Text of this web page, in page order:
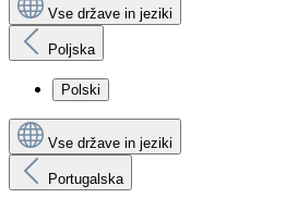
Vse države in jeziki
Poljska
Polski
Vse države in jeziki
Portugalska